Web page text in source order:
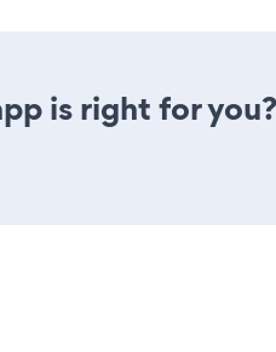
is right for